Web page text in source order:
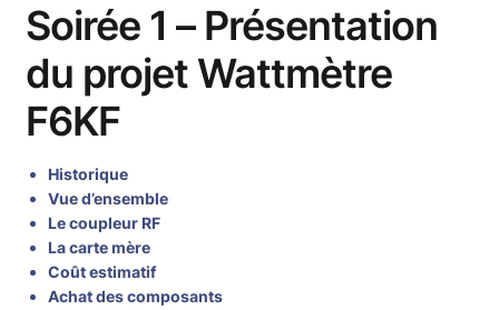
Soirée 1 – Présentation
du projet Wattmètre
F6KF
Historique
Vue d’ensemble
Le coupleur RF
La carte mère
Coût estimatif
Achat des composants